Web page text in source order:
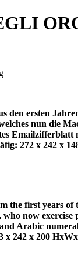
den ersten
nun die
272 x 242 x
the first years of
who now
Arabic
x 242 x 200